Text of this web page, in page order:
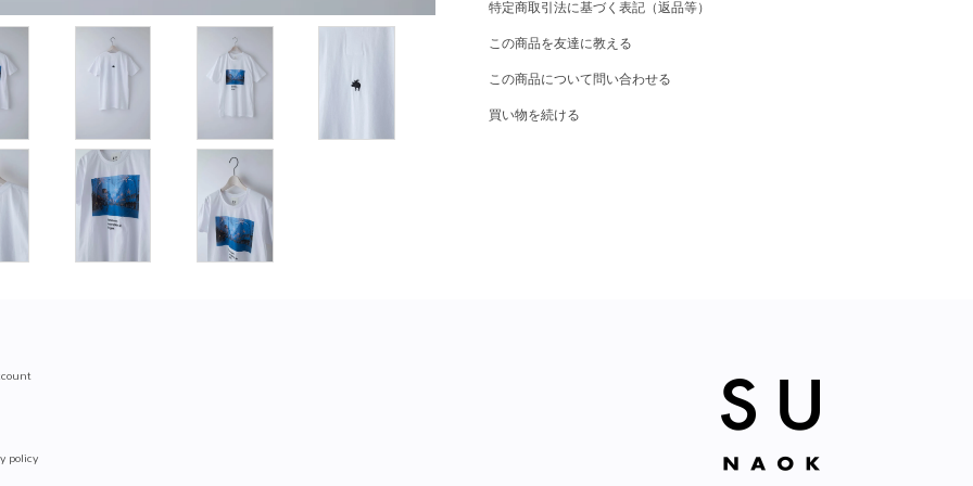
特定商取引法に基づく表記（返品等）
この商品を友達に教える
この商品について問い合わせる
買い物を続ける
policy